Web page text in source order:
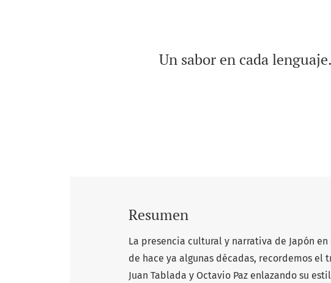
Un sabor en cada
Resumen
La presencia cultural y narrativa de Japón
de hace ya algunas décadas, recordemos el
Juan Tablada y Octavio Paz enlazando su